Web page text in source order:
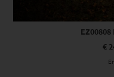
€